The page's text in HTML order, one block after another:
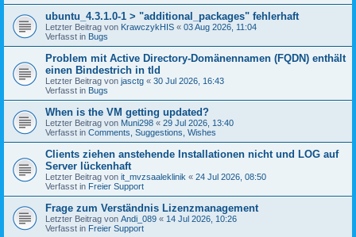
ubuntu_4.3.1.0-1 > "additional_packages" fehlerhaft
Letzter Beitrag von KrawczykHIS « 03 Aug 2026, 11:04
Verfasst in Bugs
Problem mit Active Directory-Domänennamen (FQDN) enthält
einen Bindestrich in tld
Letzter Beitrag von jasctg « 30 Jul 2026, 16:43
Verfasst in Bugs
When is the VM getting updated?
Letzter Beitrag von Muni298 « 29 Jul 2026, 13:40
Verfasst in Comments, Suggestions, Wishes
Clients ziehen anstehende Installationen nicht und LOG auf
Server lückenhaft
Letzter Beitrag von it_mvzsaaleklinik « 24 Jul 2026, 08:50
Verfasst in Freier Support
Frage zum Verständnis Lizenzmanagement
Letzter Beitrag von Andi_089 « 14 Jul 2026, 10:26
Verfasst in Freier Support